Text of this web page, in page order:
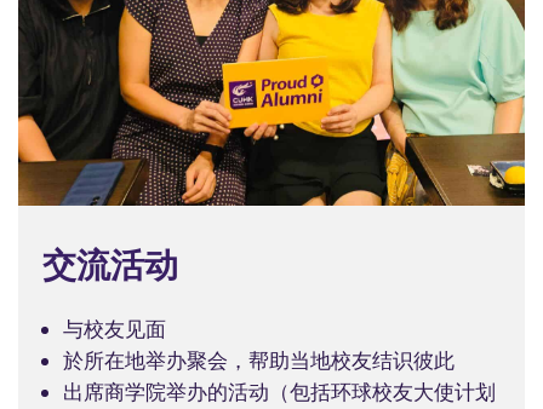
交流活动
与校友见面
於所在地举办聚会，帮助当地校友结识彼此
出席商学院举办的活动（包括环球校友大使计划